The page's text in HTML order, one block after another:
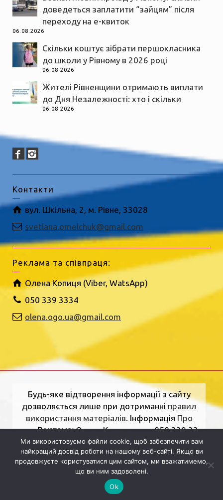
доведеться заплатити “зайцям” після
переходу на е-квиток
06.08.2026
Скільки коштує зібрати першокласника
до школи у Рівному в 2026 році
06.08.2026
Жителі Рівненщини отримають виплати
до Дня Незалежності: хто і скільки
06.08.2026
Контакти
вул. Шкільна, 2, м. Рівне, 33028
svetlana.omelchuk@gmail.com
Реклама та співпраця:
Олена Копиця (Viber, WatsApp)
050 339 3334
olena.ogo.ua@gmail.com
Будь-яке відтворення інформації з сайту
дозволяється лише при дотриманні правил
використання матеріалів. Інформація Про
нас.Реклама:Олена Копиця, тел. 050 339 33
34
olena.ogo.ua@gmail.com.Адреса
редакції:вулиця Шкільна, 2, Рівне, Рівненська
область, 33000.Електронна пошта:
dolj.ogo@gmail.com
Ми використовуємо файли cookie, щоб забезпечити вам
найкращий досвід роботи на нашому веб-сайті. Якщо ви
продовжуєте користуватися цим сайтом, ми вважатимемо,
що ви ним задоволені.
Ok